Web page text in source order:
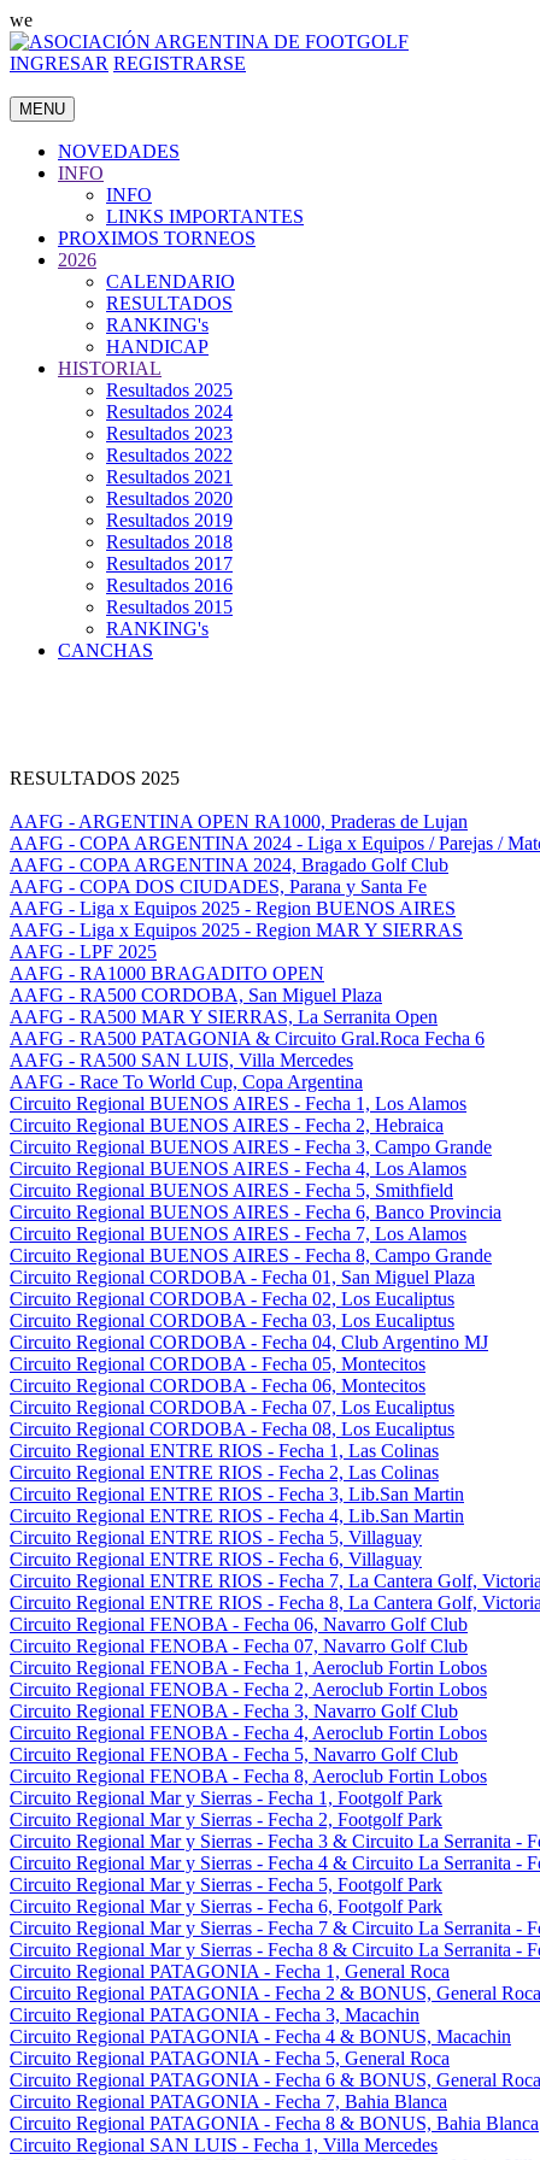
we
INGRESAR REGISTRARSE
MENU
NOVEDADES
INFO
INFO
LINKS IMPORTANTES
PROXIMOS TORNEOS
2026
CALENDARIO
RESULTADOS
RANKING's
HANDICAP
HISTORIAL
Resultados 2025
Resultados 2024
Resultados 2023
Resultados 2022
Resultados 2021
Resultados 2020
Resultados 2019
Resultados 2018
Resultados 2017
Resultados 2016
Resultados 2015
RANKING's
CANCHAS
RESULTADOS 2025
AAFG - ARGENTINA OPEN RA1000, Praderas de Lujan
AAFG - COPA ARGENTINA 2024 - Liga x Equipos / Parejas /
AAFG - COPA ARGENTINA 2024, Bragado Golf Club
AAFG - COPA DOS CIUDADES, Parana y Santa Fe
AAFG - Liga x Equipos 2025 - Region BUENOS AIRES
AAFG - Liga x Equipos 2025 - Region MAR Y SIERRAS
AAFG - LPF 2025
AAFG - RA1000 BRAGADITO OPEN
AAFG - RA500 CORDOBA, San Miguel Plaza
AAFG - RA500 MAR Y SIERRAS, La Serranita Open
AAFG - RA500 PATAGONIA & Circuito Gral.Roca Fecha 6
AAFG - RA500 SAN LUIS, Villa Mercedes
AAFG - Race To World Cup, Copa Argentina
Circuito Regional BUENOS AIRES - Fecha 1, Los Alamos
Circuito Regional BUENOS AIRES - Fecha 2, Hebraica
Circuito Regional BUENOS AIRES - Fecha 3, Campo Grande
Circuito Regional BUENOS AIRES - Fecha 4, Los Alamos
Circuito Regional BUENOS AIRES - Fecha 5, Smithfield
Circuito Regional BUENOS AIRES - Fecha 6, Banco Provincia
Circuito Regional BUENOS AIRES - Fecha 7, Los Alamos
Circuito Regional BUENOS AIRES - Fecha 8, Campo Grande
Circuito Regional CORDOBA - Fecha 01, San Miguel Plaza
Circuito Regional CORDOBA - Fecha 02, Los Eucaliptus
Circuito Regional CORDOBA - Fecha 03, Los Eucaliptus
Circuito Regional CORDOBA - Fecha 04, Club Argentino MJ
Circuito Regional CORDOBA - Fecha 05, Montecitos
Circuito Regional CORDOBA - Fecha 06, Montecitos
Circuito Regional CORDOBA - Fecha 07, Los Eucaliptus
Circuito Regional CORDOBA - Fecha 08, Los Eucaliptus
Circuito Regional ENTRE RIOS - Fecha 1, Las Colinas
Circuito Regional ENTRE RIOS - Fecha 2, Las Colinas
Circuito Regional ENTRE RIOS - Fecha 3, Lib.San Martin
Circuito Regional ENTRE RIOS - Fecha 4, Lib.San Martin
Circuito Regional ENTRE RIOS - Fecha 5, Villaguay
Circuito Regional ENTRE RIOS - Fecha 6, Villaguay
Circuito Regional ENTRE RIOS - Fecha 7, La Cantera Golf, Victoria
Circuito Regional ENTRE RIOS - Fecha 8, La Cantera Golf, Victoria
Circuito Regional FENOBA - Fecha 06, Navarro Golf Club
Circuito Regional FENOBA - Fecha 07, Navarro Golf Club
Circuito Regional FENOBA - Fecha 1, Aeroclub Fortin Lobos
Circuito Regional FENOBA - Fecha 2, Aeroclub Fortin Lobos
Circuito Regional FENOBA - Fecha 3, Navarro Golf Club
Circuito Regional FENOBA - Fecha 4, Aeroclub Fortin Lobos
Circuito Regional FENOBA - Fecha 5, Navarro Golf Club
Circuito Regional FENOBA - Fecha 8, Aeroclub Fortin Lobos
Circuito Regional Mar y Sierras - Fecha 1, Footgolf Park
Circuito Regional Mar y Sierras - Fecha 2, Footgolf Park
Circuito Regional Mar y Sierras - Fecha 3 & Circuito La Serranita -
Circuito Regional Mar y Sierras - Fecha 4 & Circuito La Serranita -
Circuito Regional Mar y Sierras - Fecha 5, Footgolf Park
Circuito Regional Mar y Sierras - Fecha 6, Footgolf Park
Circuito Regional Mar y Sierras - Fecha 7 & Circuito La Serranita -
Circuito Regional Mar y Sierras - Fecha 8 & Circuito La Serranita -
Circuito Regional PATAGONIA - Fecha 1, General Roca
Circuito Regional PATAGONIA - Fecha 2 & BONUS, General Roca
Circuito Regional PATAGONIA - Fecha 3, Macachin
Circuito Regional PATAGONIA - Fecha 4 & BONUS, Macachin
Circuito Regional PATAGONIA - Fecha 5, General Roca
Circuito Regional PATAGONIA - Fecha 6 & BONUS, General Roca
Circuito Regional PATAGONIA - Fecha 7, Bahia Blanca
Circuito Regional PATAGONIA - Fecha 8 & BONUS, Bahia Blanca
Circuito Regional SAN LUIS - Fecha 1, Villa Mercedes